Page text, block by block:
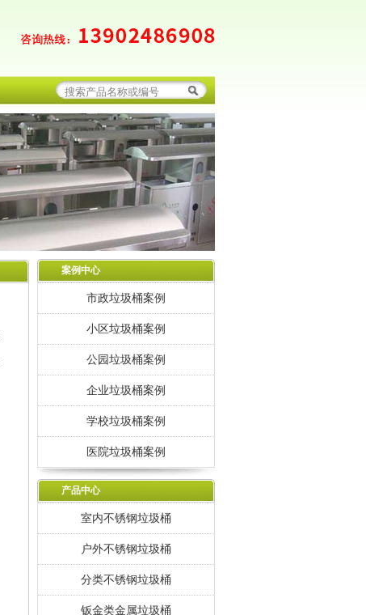
案例中心
市政垃圾桶案例
小区垃圾桶案例
公园垃圾桶案例
企业垃圾桶案例
学校垃圾桶案例
医院垃圾桶案例
产品中心
室内不锈钢垃圾桶
户外不锈钢垃圾桶
分类不锈钢垃圾桶
钣金类金属垃圾桶